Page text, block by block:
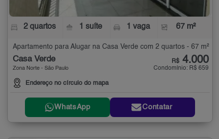
2 quartos 1 suíte 1 vaga 67 m²
Apartamento para Alugar na Casa Verde com 2 quartos - 67 m²
Casa Verde
Zona Norte - São Paulo
Endereço no círculo do mapa
R$ 4.000
Condomínio: R$ 659
WhatsApp Contatar